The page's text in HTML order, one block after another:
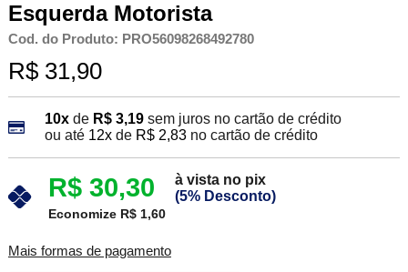
Esquerda Motorista
Cod. do Produto: PRO56098268492780
R$ 31,90
10xde R$ 3,19 sem juros no cartão de crédito
ou até 12xde R$ 2,83no cartão de crédito
R$ 30,30
à vista no pix
(5% Desconto)
Economize R$ 1,60
Mais formas de pagamento